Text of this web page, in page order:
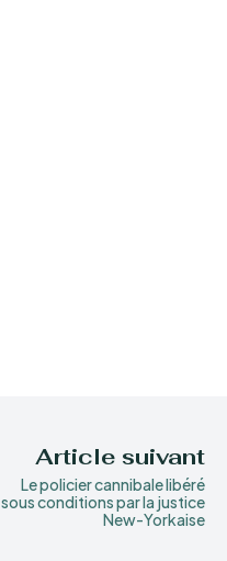
Article suivant
Le policier cannibale libéré
sous conditions par la justice
New-Yorkaise